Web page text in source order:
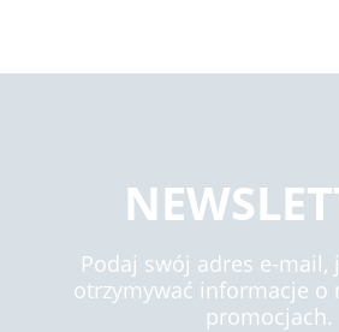
Podaj swój adres e-mail,
otrzymywać informacje o
promocjach.